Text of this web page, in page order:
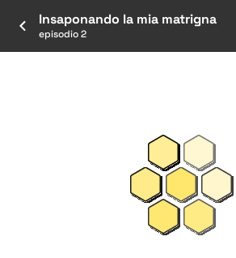
Insaponando la mia matrigna
episodio 2